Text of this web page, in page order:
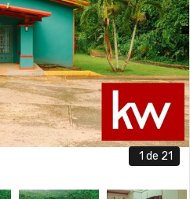
1 de 21